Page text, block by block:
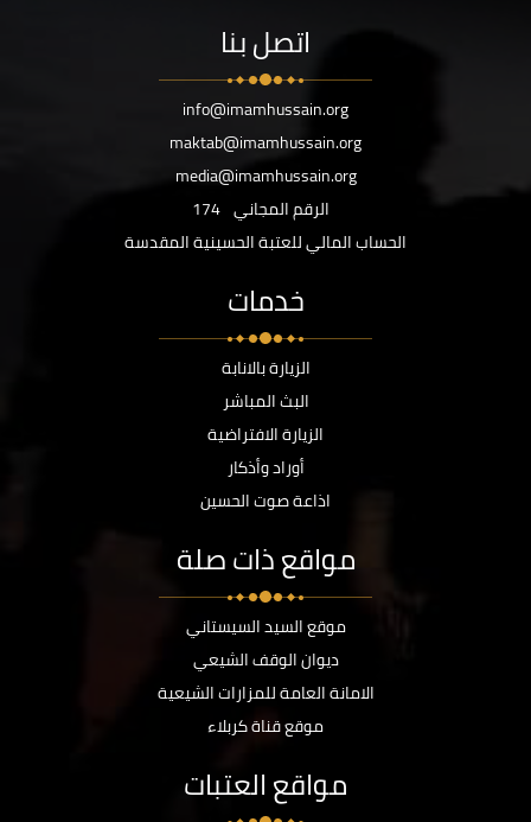
اتصل بنا
info@imamhussain.org
maktab@imamhussain.org
media@imamhussain.org
الرقم المجاني 174
الحساب المالي للعتبة الحسينية المقدسة
خدمات
الزيارة بالانابة
البث المباشر
الزيارة الافتراضية
أوراد وأذكار
اذاعة صوت الحسين
مواقع ذات صلة
موقع السيد السيستاني
ديوان الوقف الشيعي
الامانة العامة للمزارات الشيعية
موقع قناة كربلاء
مواقع العتبات